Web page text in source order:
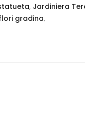
, Jardiniera
gradina,